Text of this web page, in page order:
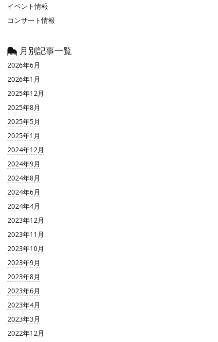
イベント情報
コンサート情報
月別記事一覧
2026年6月
2026年1月
2025年12月
2025年8月
2025年5月
2025年1月
2024年12月
2024年9月
2024年8月
2024年6月
2024年4月
2023年12月
2023年11月
2023年10月
2023年9月
2023年8月
2023年6月
2023年4月
2023年3月
2022年12月